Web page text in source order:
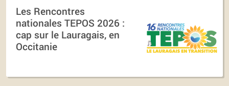
Les Rencontres
nationales TEPOS 2026 :
cap sur le Lauragais, en
Occitanie